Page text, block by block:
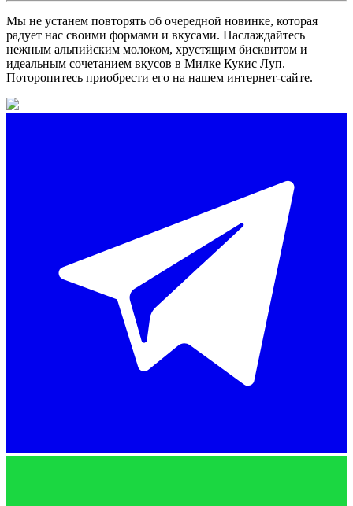
Мы не устанем повторять об очередной новинке, которая
радует нас своими формами и вкусами. Наслаждайтесь
нежным альпийским молоком, хрустящим бисквитом и
идеальным сочетанием вкусов в Милке Кукис Луп.
Поторопитесь приобрести его на нашем интернет-сайте.